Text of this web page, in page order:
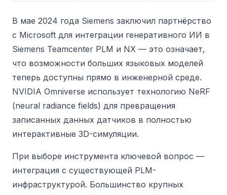
В мае 2024 года Siemens заключил партнёрство
с Microsoft для интеграции генеративного ИИ в
Siemens Teamcenter PLM и NX — это означает,
что возможности больших языковых моделей
теперь доступны прямо в инженерной среде.
NVIDIA Omniverse использует технологию NeRF
(neural radiance fields) для превращения
записанных данных датчиков в полностью
интерактивные 3D-симуляции.
При выборе инструмента ключевой вопрос —
интеграция с существующей PLM-
инфраструктурой. Большинство крупных